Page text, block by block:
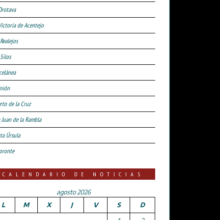
de Acentejo
de la Cruz
Juan de la Rambla
Úrsula
CALENDARIO DE NOTICIAS
agosto 2026
L
M X J V S
D